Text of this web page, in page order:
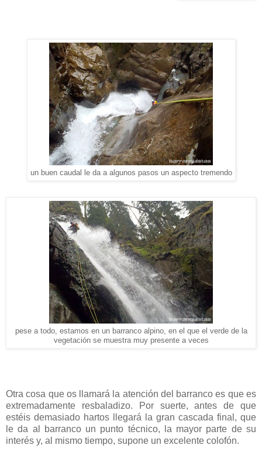
un buen caudal le da a algunos pasos un aspecto tremendo
pese a todo, estamos en un barranco alpino, en el que el verde de la
vegetación se muestra muy presente a veces
Otra cosa que os llamará la atención del barranco es que es
extremadamente resbaladizo. Por suerte, antes de que
estéis demasiado hartos llegará la gran cascada final, que
le da al barranco un punto técnico, la mayor parte de su
interés y, al mismo tiempo, supone un excelente colofón.